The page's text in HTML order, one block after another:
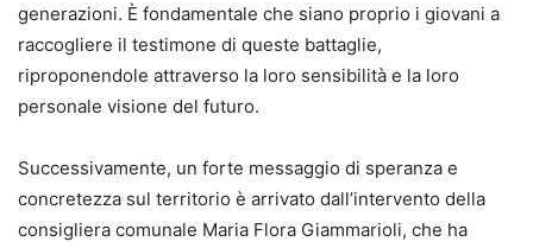
generazioni. È fondamentale che siano proprio i giovani a
raccogliere il testimone di queste battaglie,
riproponendole attraverso la loro sensibilità e la loro
personale visione del futuro.
Successivamente, un forte messaggio di speranza e
concretezza sul territorio è arrivato dall’intervento della
consigliera comunale Maria Flora Giammarioli, che ha